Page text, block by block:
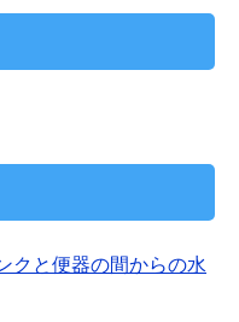
クと便器の間からの水